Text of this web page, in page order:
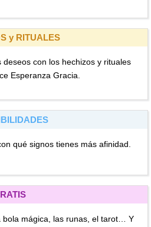
y RITUALES
deseos con los hechizos y rituales
Esperanza Gracia.
qué signos tienes más afinidad.
bola mágica, las runas, el tarot… Y